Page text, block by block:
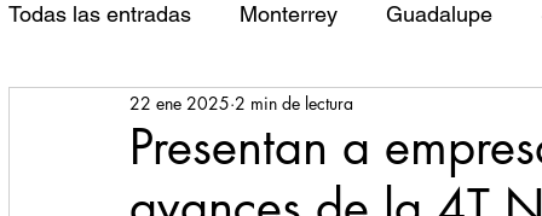
Todas las entradas Monterrey Guadalupe
Santa Catarina San Pedro Garza Garcia
Espectaculos Clima Principal Salud
Presentan a
22 ene 2025 2 min de lectura